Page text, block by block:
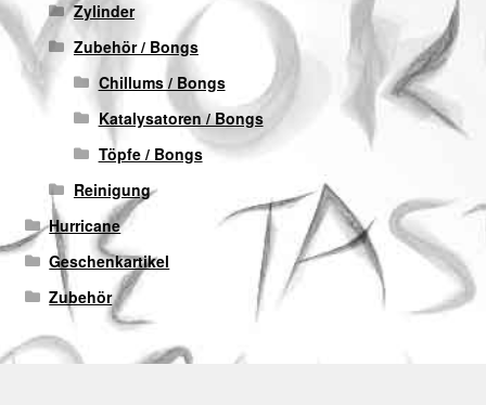
Zylinder
Zubehör / Bongs
Chillums / Bongs
Katalysatoren / Bongs
Töpfe / Bongs
Reinigung
Hurricane
Geschenkartikel
Zubehör